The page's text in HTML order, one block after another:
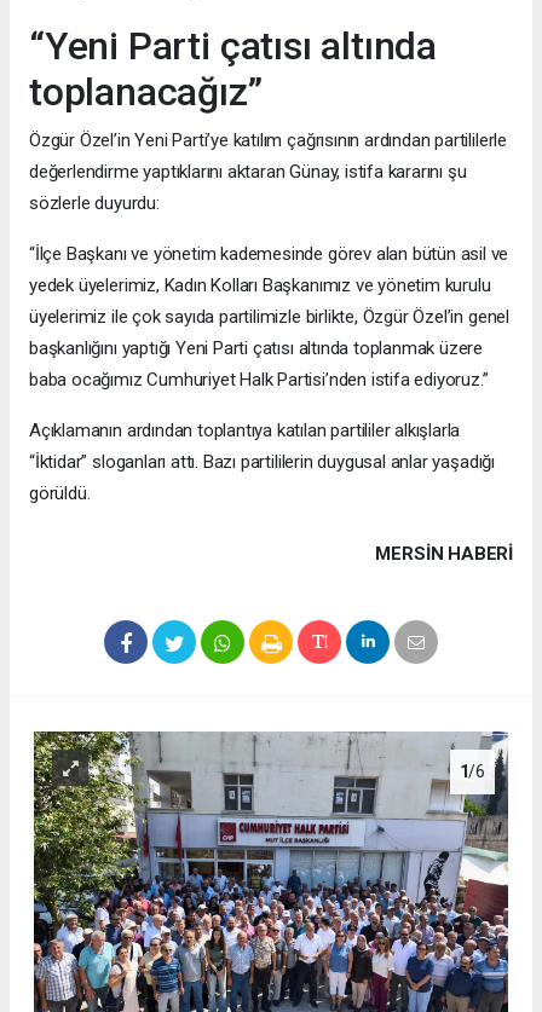
“Yeni Parti çatısı altında
toplanacağız”
Özgür Özel’in Yeni Parti’ye katılım çağrısının ardından partililerle
değerlendirme yaptıklarını aktaran Günay, istifa kararını şu
sözlerle duyurdu:
“İlçe Başkanı ve yönetim kademesinde görev alan bütün asil ve
yedek üyelerimiz, Kadın Kolları Başkanımız ve yönetim kurulu
üyelerimiz ile çok sayıda partilimizle birlikte, Özgür Özel’in genel
başkanlığını yaptığı Yeni Parti çatısı altında toplanmak üzere
baba ocağımız Cumhuriyet Halk Partisi’nden istifa ediyoruz.”
Açıklamanın ardından toplantıya katılan partililer alkışlarla
“İktidar” sloganları attı. Bazı partililerin duygusal anlar yaşadığı
görüldü.
MERSIN HABERİ
1/6